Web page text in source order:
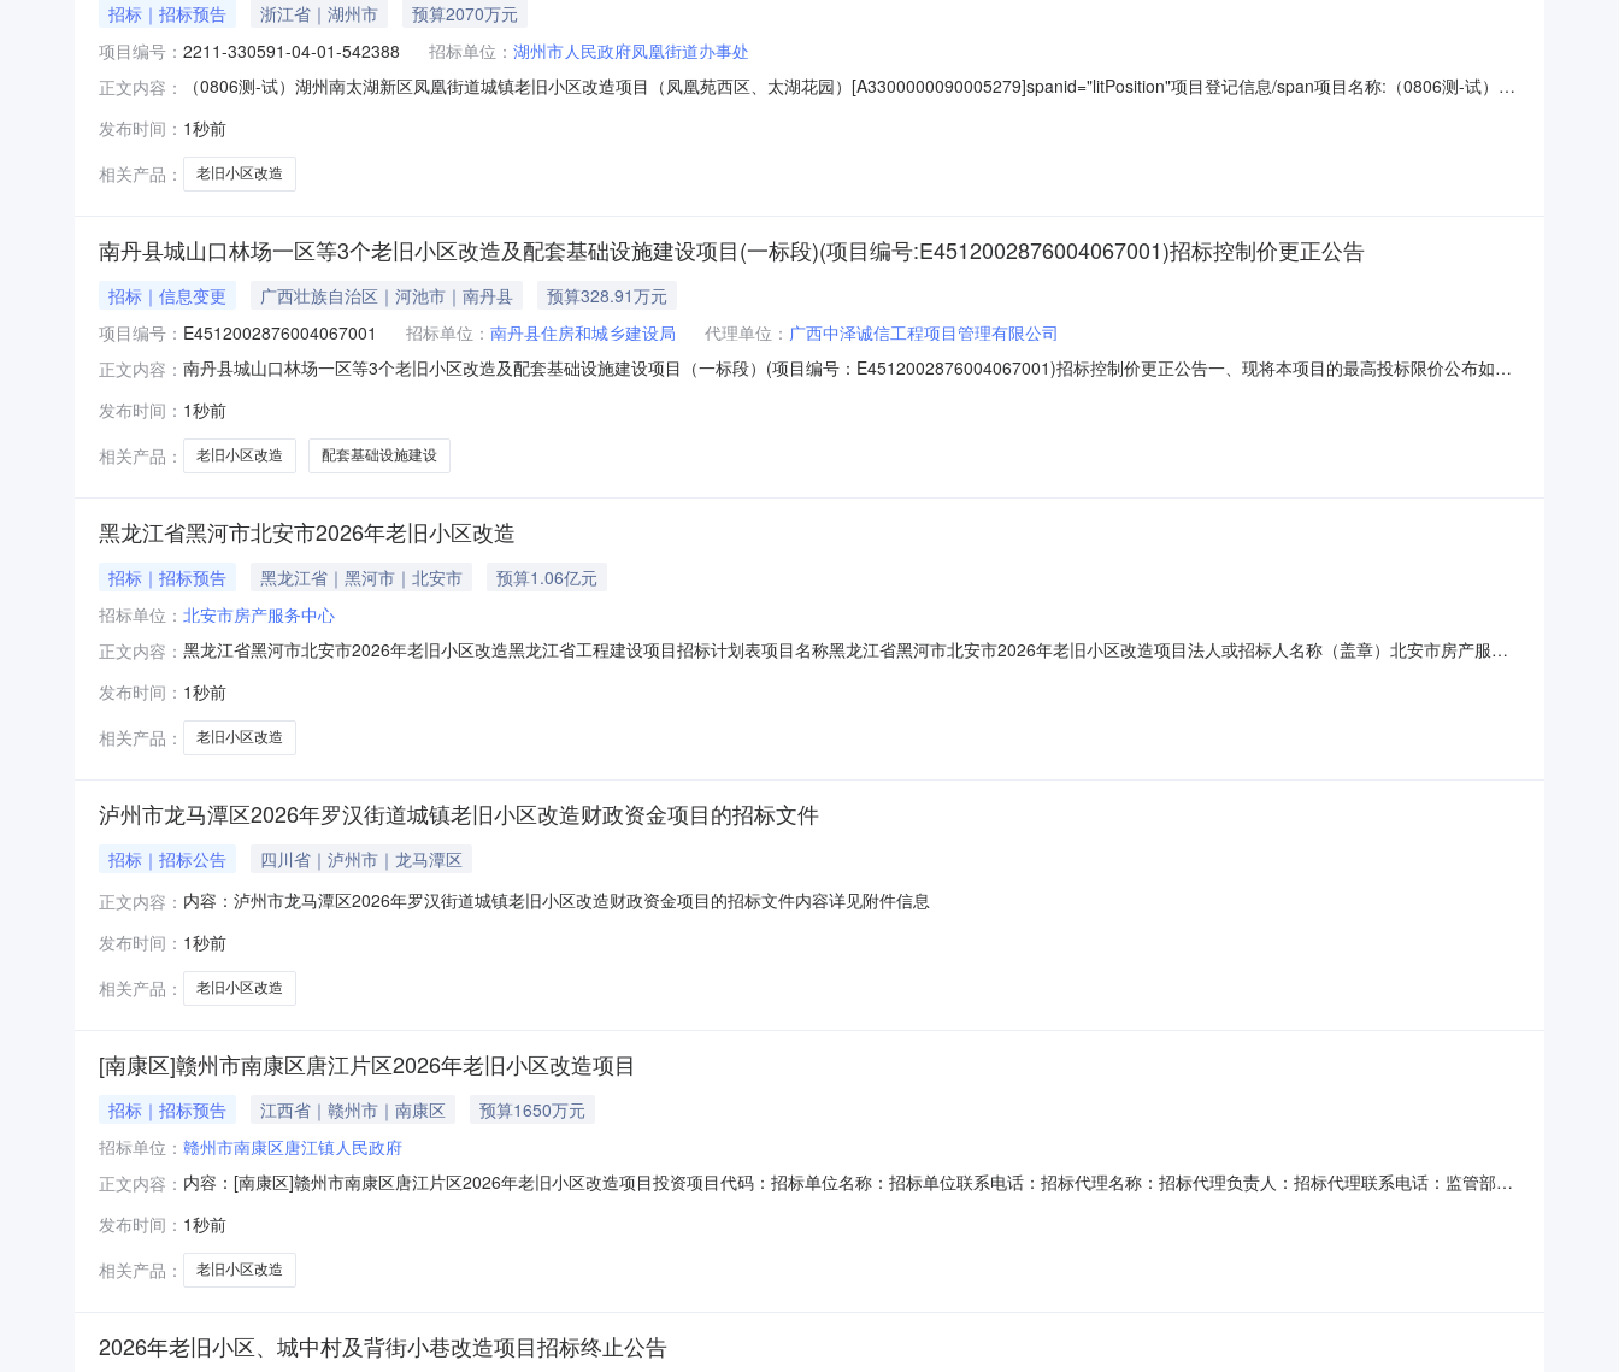
招标｜招标预告 浙江省｜湖州市
预算2070万元
项目编号： 2211-330591-04-01-542388 招标单位： 湖州市人民政府凤凰街道办事处
正文内容：
（0806测-试）湖州南太湖新区凤凰街道城镇老旧小区改造项目（凤凰苑西区、太湖花园）[A3300000090005279]spanid="litPosition"项目登记信息/span项目名称:（0806测-试）湖
批（或核准、备案）文号:湖新区审批〔2023〕29号项目法人:湖州市人民政府凤凰街道办事处投资估算（概算）金额:20,700
发布时间： 1秒前
相关产品：
老旧小区改造
南丹县城山口林场一区等3个老旧小区改造及配套基础设施建设项目(一标段)(项目编号:E4512002876004067001)招标控制价更正公告
招标｜信息变更 广西壮族自治区｜河池市｜南丹县
预算328.91万元
项目编号： E4512002876004067001 招标单位： 南丹县住房和城乡建设局 代理单位： 广西中泽诚信工程项目管理有限公司
正文内容： 南丹县城山口林场一区等3个老旧小区改造及配套基础设施建设项目（一标段）(项目编号：E4512002876004067001)招标控制价更正公告一、现将本项目的最高投标限价公布如
算。更正后的招标控制价文件已上传至全国公共资源交易平台（广西·南宁）系统，请各潜在投标人自行下载。三.联系方式招标人：南丹县住房和城乡建设局地址：南丹县民生路35
号邮编：5472
发布时间： 1秒前
相关产品：
老旧小区改造 配套基础设施建设
黑龙江省黑河市北安市2026年老旧小区改造
招标｜招标预告 黑龙江省｜黑河市｜北安市
预算1.06亿元
招标单位： 北安市房产服务中心
正文内容： 黑龙江省黑河市北安市2026年老旧小区改造黑龙江省工程建设项目招标计划表项目名称黑龙江省黑河市北安市2026年老旧小区改造项目法人或招标人名称（盖章）北安市房产服务
属楼、民政老年公寓小区老旧小区改造项目可行性研究报告的批复，北发改字[2026]23号；关于黑龙江省黑河市北安市2026年电厂小区老旧小区改造项目可行性研究报告的批复，北
发改字[202
发布时间： 1秒前
相关产品：
老旧小区改造
泸州市龙马潭区2026年罗汉街道城镇老旧小区改造财政资金项目的招标文件
招标｜招标公告
四川省｜泸州市｜龙马潭区
正文内容： 内容：泸州市龙马潭区2026年罗汉街道城镇老旧小区改造财政资金项目的招标文件内容详见附件信息
发布时间： 1秒前
相关产品：
老旧小区改造
[南康区]赣州市南康区唐江片区2026年老旧小区改造项目
招标｜招标预告 江西省｜赣州市｜南康区
预算1650万元
招标单位： 赣州市南康区唐江镇人民政府
正文内容： 内容：[南康区]赣州市南康区唐江片区2026年老旧小区改造项目投资项目代码：招标单位名称：招标单位联系电话：招标代理名称：招标代理负责人：招标代理联系电话：监管部门
发布时间： 1秒前
相关产品：
老旧小区改造
2026年老旧小区、城中村及背街小巷改造项目招标终止公告